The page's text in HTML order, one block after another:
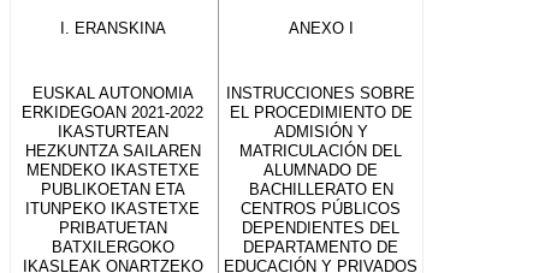
I. ERANSKINA ANEXO I
EUSKAL AUTONOMIA
ERKIDEGOAN 2021-2022
IKASTURTEAN
HEZKUNTZA SAILAREN
MENDEKO IKASTETXE
PUBLIKOETAN ETA
ITUNPEKO IKASTETXE
PRIBATUETAN
BATXILERGOKO
IKASLEAK ONARTZEKO
INSTRUCCIONES SOBRE
EL PROCEDIMIENTO DE
ADMISIÓN Y
MATRICULACIÓN DEL
ALUMNADO DE
BACHILLERATO EN
CENTROS PÚBLICOS
DEPENDIENTES DEL
DEPARTAMENTO DE
EDUCACIÓN Y PRIVADOS